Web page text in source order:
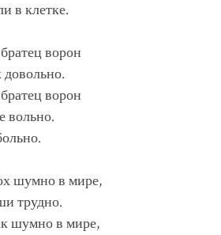
в клетке.
ворон
ворон
вольно.
шумно в мире,
трудно.
шумно в мире,